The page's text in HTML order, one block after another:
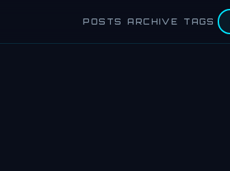
POSTS ARCHIVE TAGS